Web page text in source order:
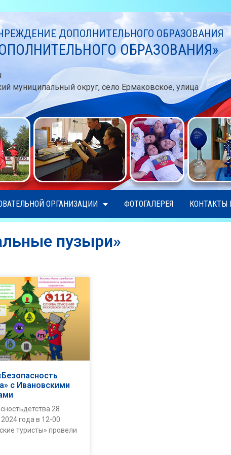
ДОПОЛНИТЕЛЬНОГО ОБРАЗОВАНИЯ
ОБРАЗОВАНИЯ»
муниципальный округ, село Ермаковское, улица
ОРГАНИЗАЦИИ ФОТОГАЛЕРЕЯ КОНТАКТЫ
пузыри»
с Ивановскими
28
года в 12-00
туристы» провели